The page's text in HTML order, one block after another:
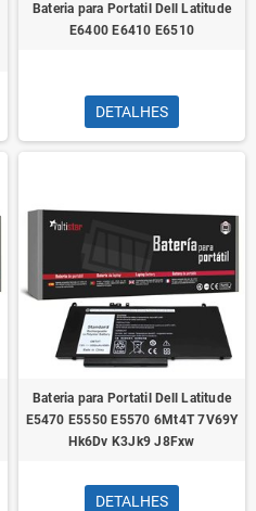
Bateria para Portatil Dell Latitude
E6400 E6410 E6510
DETALHES
Bateria para Portatil Dell Latitude
E5470 E5550 E5570 6Mt4T 7V69Y
Hk6Dv K3Jk9 J8Fxw
DETALHES